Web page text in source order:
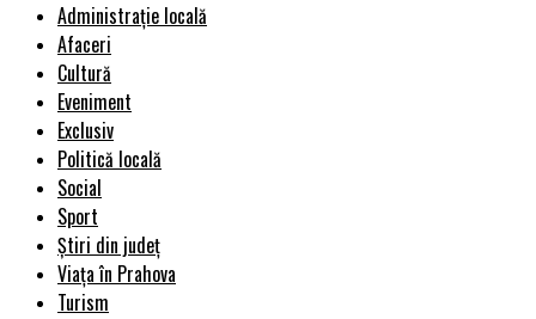
Administrație locală
Afaceri
Cultură
Eveniment
Exclusiv
Politică locală
Social
Sport
Știri din județ
Viața în Prahova
Turism